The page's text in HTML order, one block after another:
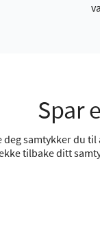
Spar
deg samtykker du
tilbake ditt